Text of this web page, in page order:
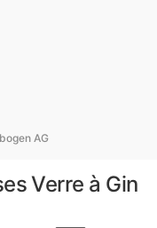
AG
Verre à Gin